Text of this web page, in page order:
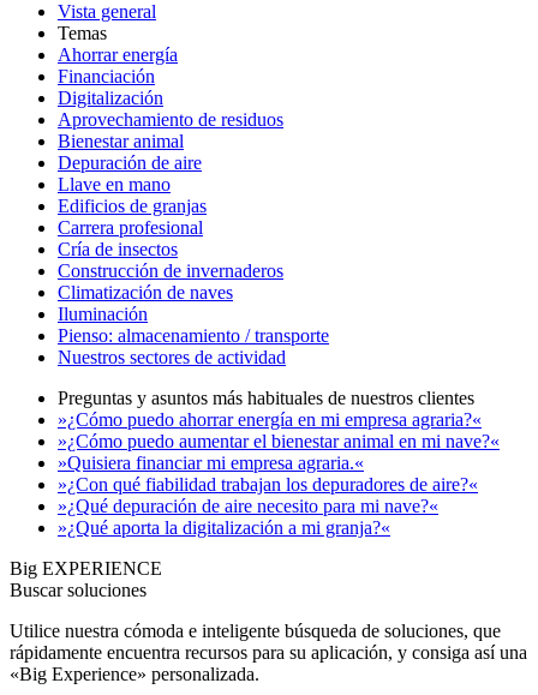
Vista general
Temas
Ahorrar energía
Financiación
Digitalización
Aprovechamiento de residuos
Bienestar animal
Depuración de aire
Llave en mano
Edificios de granjas
Carrera profesional
Cría de insectos
Construcción de invernaderos
Climatización de naves
Iluminación
Pienso: almacenamiento / transporte
Nuestros sectores de actividad
Preguntas y asuntos más habituales de nuestros clientes
»¿Cómo puedo ahorrar energía en mi empresa agraria?«
»¿Cómo puedo aumentar el bienestar animal en mi nave?«
»Quisiera financiar mi empresa agraria.«
»¿Con qué fiabilidad trabajan los depuradores de aire?«
»¿Qué depuración de aire necesito para mi nave?«
»¿Qué aporta la digitalización a mi granja?«
Big EXPERIENCE
Buscar soluciones
Utilice nuestra cómoda e inteligente búsqueda de soluciones, que
rápidamente encuentra recursos para su aplicación, y consiga así una
«Big Experience» personalizada.